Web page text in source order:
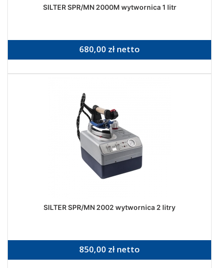
SILTER SPR/MN 2000M wytwornica 1 litr
680,00 zł netto
SILTER SPR/MN 2002 wytwornica 2 litry
850,00 zł netto